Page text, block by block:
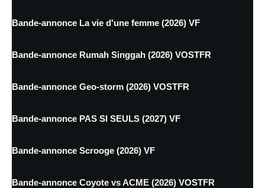
Bande-annonce La vie d'une femme (2026) VF
Bande-annonce Rumah Singgah (2026) VOSTFR
Bande-annonce Geo-storm (2026) VOSTFR
Bande-annonce PAS SI SEULS (2027) VF
Bande-annonce Scrooge (2026) VF
Bande-annonce Coyote vs ACME (2026) VOSTFR